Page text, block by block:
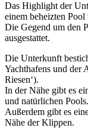
Das Highlight der
einem beheizten Pool
Die Gegend um den
ausgestattet.
Die Unterkunft
Yachthafens und der
Riesen‘).
In der Nähe gibt es
und natürlichen Pools.
Außerdem gibt es
Nähe der Klippen.